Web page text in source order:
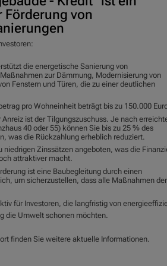
von
die energetische Sanierung von
zur Dämmung, Modernisierung von
Fenstern und Türen, die zu einer deutlichen
pro Wohneinheit beträgt bis zu 150.000
ist der Tilgungszuschuss. Je nach
40 oder 55) können Sie bis zu 25 % des
was die Rückzahlung erheblich reduziert.
niedrigen Zinssätzen angeboten, was die
attraktiver macht.
ist eine Baubegleitung durch einen
um sicherzustellen, dass alle Maßnahmen
für Investoren, die langfristig von
die Umwelt schonen möchten.
finden Sie weitere aktuelle Informationen.